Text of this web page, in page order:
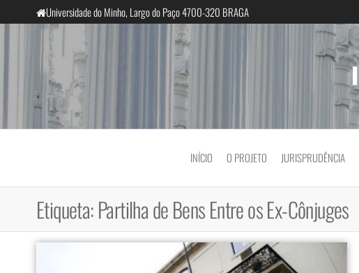
para
Universidade do Minho, Largo do Paço 4700-320 BRAGA
InclusiveCourts
INÍCIO O PROJETO JURISPRUDÊNCIA
Etiqueta:Partilha de Bens Entre os Ex-Cônjuges